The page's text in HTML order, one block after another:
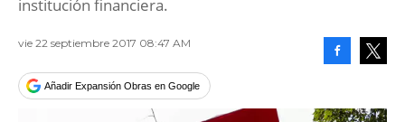
institución financiera.
vie 22 septiembre 2017 08:47 AM
Añadir Expansión Obras en Google